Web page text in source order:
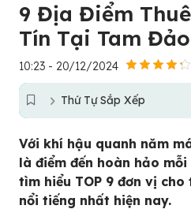
9 Địa Điểm
Tín Tại Tam Đảo
10:23 - 20/12/2024
Thứ Tự Sắp Xếp
Với khí hậu quanh năm
là điểm đến hoàn hảo
tìm hiểu TOP 9 đơn vị
nổi tiếng nhất hiện nay.